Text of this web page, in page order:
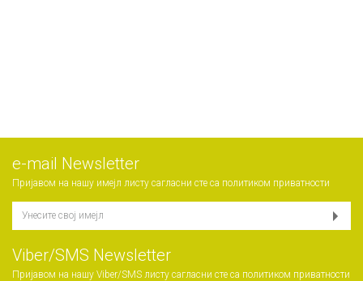
е-mail Newsletter
Пријавом на нашу имејл листу сагласни сте са политиком приватности
Viber/SMS Newsletter
Пријавом на нашу Viber/SMS листу сагласни сте са политиком приватности